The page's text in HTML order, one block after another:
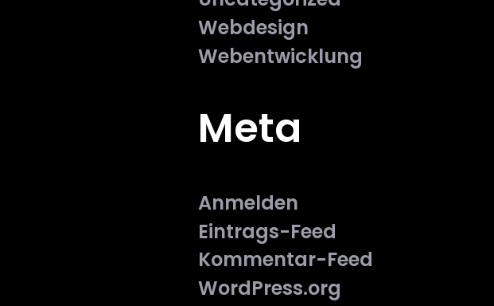
Webdesign
Webentwicklung
Meta
Anmelden
Eintrags-Feed
Kommentar-Feed
WordPress.org